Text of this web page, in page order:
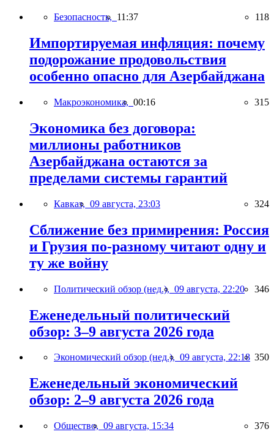
Безопасность, 11:37 118
Импортируемая инфляция: почему
подорожание продовольствия
особенно опасно для Азербайджана
Макроэкономика, 00:16 315
Экономика без договора:
миллионы работников
Азербайджана остаются за
пределами системы гарантий
Кавказ, 09 августа, 23:03 324
Сближение без примирения: Россия
и Грузия по-разному читают одну и
ту же войну
Политический обзор (нед.), 09 августа, 22:20 346
Еженедельный политический
обзор: 3–9 августа 2026 года
Экономический обзор (нед.), 09 августа, 22:18 350
Еженедельный экономический
обзор: 2–9 августа 2026 года
Общество, 09 августа, 15:34 376